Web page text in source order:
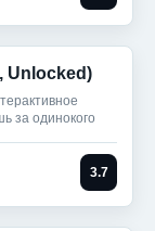
Unlocked)
за одинокого
3.7